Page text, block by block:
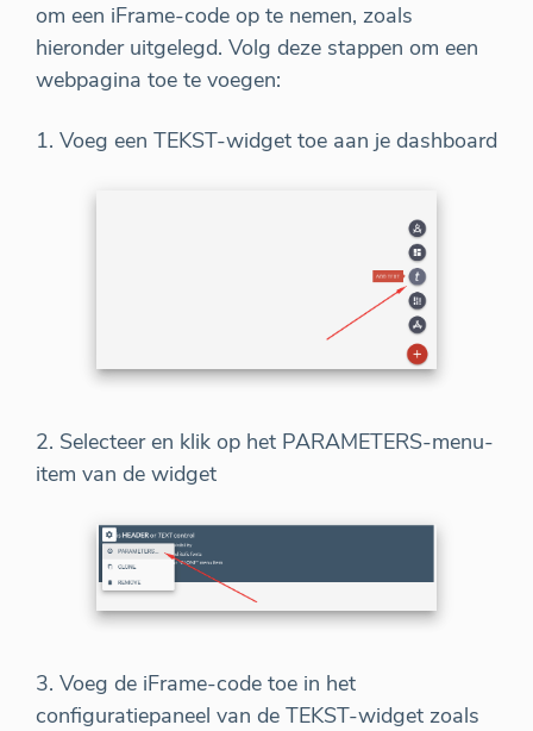
om een iFrame-code op te nemen, zoals
hieronder uitgelegd. Volg deze stappen om een
webpagina toe te voegen:
1. Voeg een TEKST-widget toe aan je dashboard
2. Selecteer en klik op het PARAMETERS-menu-
item van de widget
3. Voeg de iFrame-code toe in het
configuratiepaneel van de TEKST-widget zoals